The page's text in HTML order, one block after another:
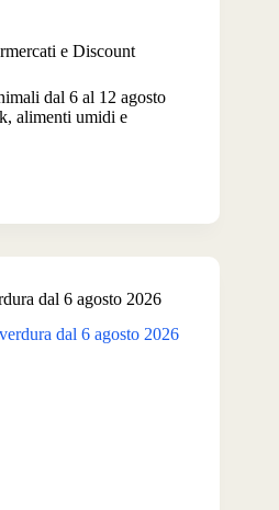
e Discount
dal 6 al 12 agosto
alimenti umidi e
dal 6 agosto 2026